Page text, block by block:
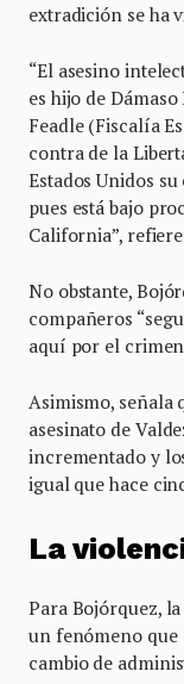
extradición se ha
“El asesino
es hijo de
Feadle (Fiscalía
contra de la
Estados Unidos
pues está bajo
California”,
No obstante,
compañeros
aquí por el crimen
Asimismo, señala
asesinato de
incrementado y
igual que hace
La
Para Bojórquez,
un fenómeno que
cambio de